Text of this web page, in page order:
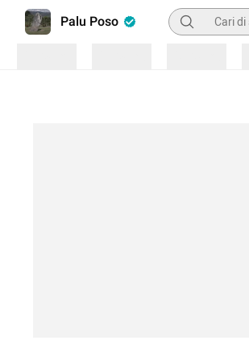
Palu Poso Pencarian